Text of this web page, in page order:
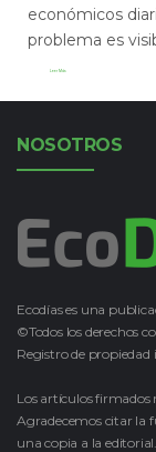
económicos
problema es
Leer Más
NOSOTROS
Ecodías es una
©Todos los derechos
Registro de
Los artículos firmados
Agradecemos citar la
una copia a la editorial.